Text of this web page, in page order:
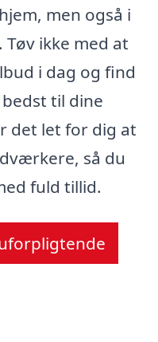
men også i
ikke med at
i dag og find
til dine
det let for dig at
så du
fuld tillid.